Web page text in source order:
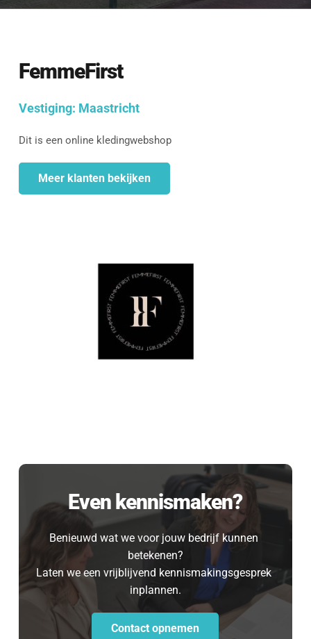
Even
kennismaken?
[blocksy-content-block id="7258"]
FemmeFirst
Vestiging: Maastricht
Dit is een online kledingwebshop
Meer klanten bekijken
Even kennismaken?
Benieuwd wat we voor jouw bedrijf kunnen
betekenen?
Laten we een vrijblijvend kennismakingsgesprek
inplannen.
Contact opnemen